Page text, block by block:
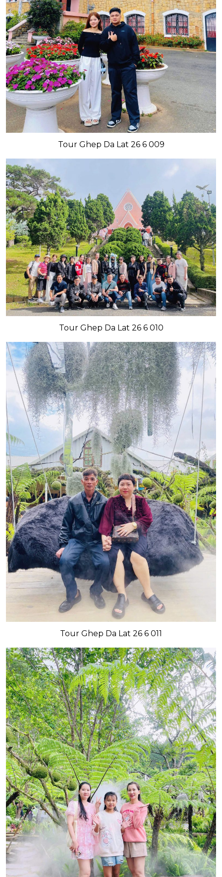
Tour Ghep Da Lat 26 6 009
Tour Ghep Da Lat 26 6 010
Tour Ghep Da Lat 26 6 011